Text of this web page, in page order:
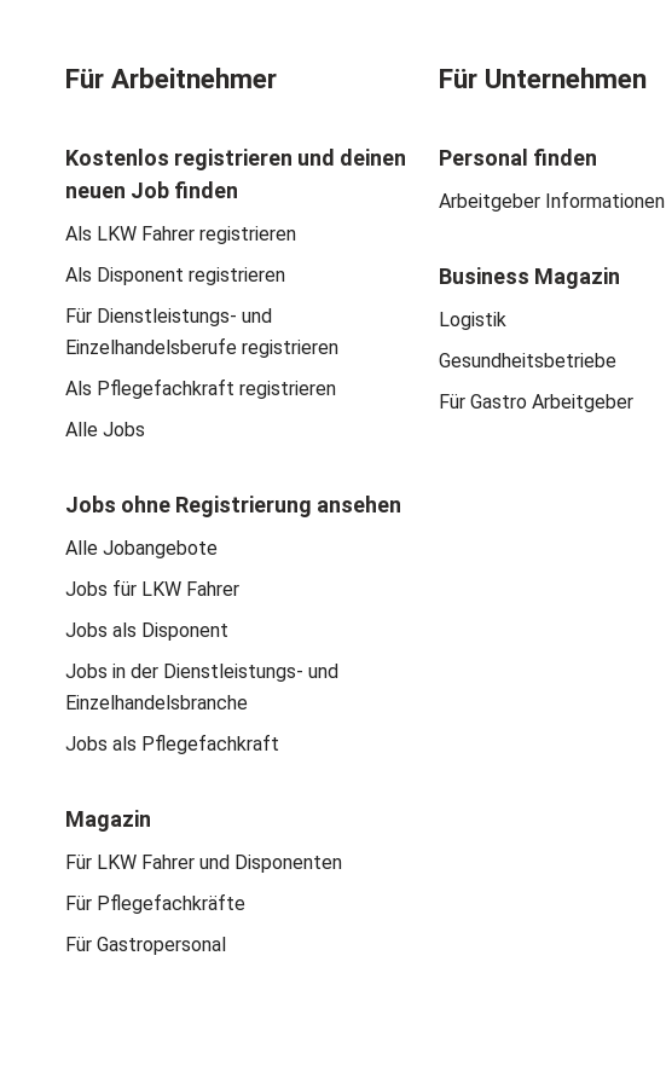
Für Arbeitnehmer
Kostenlos registrieren und deinen
neuen Job finden
Als LKW Fahrer registrieren
Als Disponent registrieren
Für Dienstleistungs- und
Einzelhandelsberufe registrieren
Als Pflegefachkraft registrieren
Alle Jobs
Jobs ohne Registrierung ansehen
Alle Jobangebote
Jobs für LKW Fahrer
Jobs als Disponent
Jobs in der Dienstleistungs- und
Einzelhandelsbranche
Jobs als Pflegefachkraft
Magazin
Für LKW Fahrer und Disponenten
Für Pflegefachkräfte
Für Gastropersonal
Für Unternehmen
Personal finden
Arbeitgeber Informationen
Business Magazin
Logistik
Gesundheitsbetriebe
Für Gastro Arbeitgeber